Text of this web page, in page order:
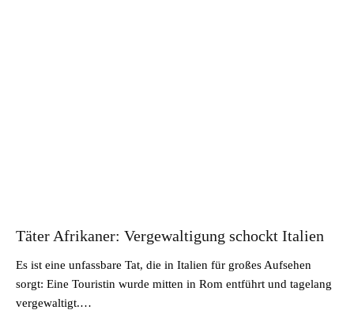
Täter Afrikaner: Vergewaltigung schockt Italien
Es ist eine unfassbare Tat, die in Italien für großes Aufsehen
sorgt: Eine Touristin wurde mitten in Rom entführt und tagelang
vergewaltigt.…